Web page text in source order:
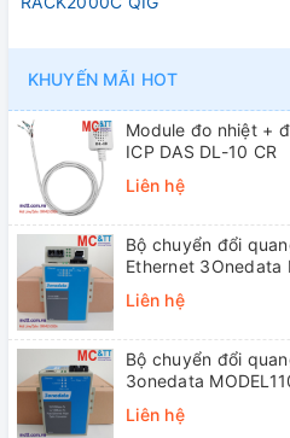
KHUYẾN MÃI HOT
Module đo nhiệt +
ICP DAS DL-10 CR
Liên hệ
Bộ chuyển đổi
Ethernet 3Onedata
Liên hệ
Bộ chuyển đổi
3onedata
Liên hệ